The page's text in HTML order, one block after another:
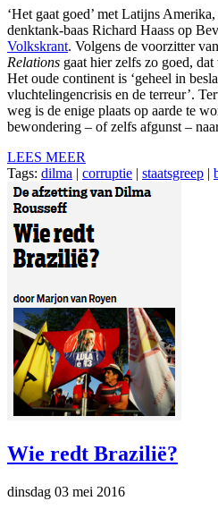
‘Het gaat goed’ met Latijns
denktank-baas Richard Haass op
Volkskrant. Volgens de voorzitter
Relations gaat hier zelfs zo goed,
Het oude continent is ‘geheel in
vluchtelingencrisis en de terreur’.
weg is de enige plaats op aarde te
bewondering – of zelfs afgunst –
LEES MEER
Tags: dilma | corruptie | staatsgreep |
Wie redt Brazilië?
dinsdag 03 mei 2016